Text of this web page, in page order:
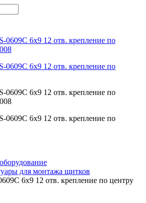
для монтажа щитков
6х9 12 отв. крепление по центру